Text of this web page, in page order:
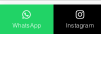
WhatsApp Instagram